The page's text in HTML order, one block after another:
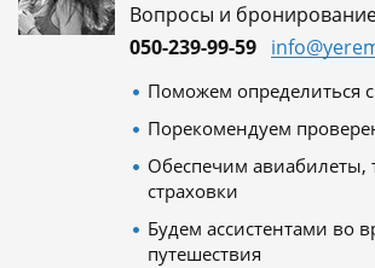
Вопросы и
050-239-99-59
Поможем определиться
Порекомендуем
Обеспечим авиабилеты,
страховки
Будем ассистентами во
путешествия